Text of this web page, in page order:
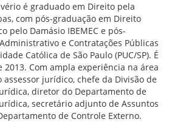
é graduado em Direito pela
com pós-graduação em Direito
pelo Damásio IBEMEC e pós-
e Contratações Públicas
Católica de São Paulo (PUC/SP). É
Com ampla experiência na área
jurídico, chefe da Divisão de
diretor do Departamento de
secretário adjunto de Assuntos
de Controle Externo.